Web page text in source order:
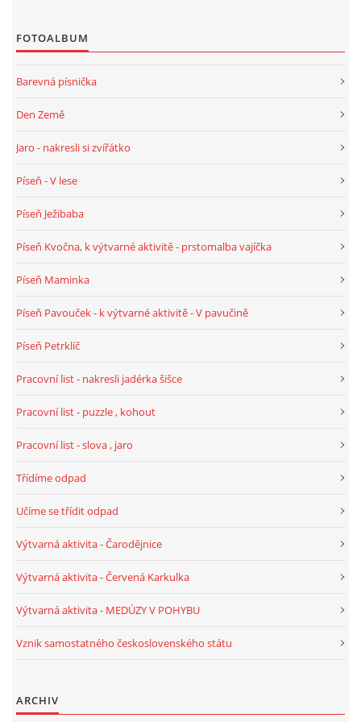
HALLOWEEN
SVATÝ MARTIN
SVATÁ BARBORA 4.12.
MASOPUST
SVĚTOVÝ DEN VODY 22. BŘEZEN
KREATIVNÍ OVOCNÉ A ZELENINOVÉ MLSÁNÍ
RECENZE NA KNIHY
RECENZE NA HRAČKY
FOTOALBUM
Barevná písnička
Den Země
Jaro - nakresli si zvířátko
Píseň - V lese
Píseň Ježibaba
Píseň Kvočna, k výtvarné aktivitě - prstomalba vajíčka
Píseň Maminka
Píseň Pavouček - k výtvarné aktivitě - V pavučině
Píseň Petrklíč
Pracovní list - nakresli jadérka šišce
Pracovní list - puzzle , kohout
Pracovní list - slova , jaro
Třídíme odpad
Učíme se třídit odpad
Výtvarná aktivita - Čarodějnice
Výtvarná aktivita - Červená Karkulka
Výtvarná aktivita - MEDÚZY V POHYBU
Vznik samostatného československého státu
ARCHIV